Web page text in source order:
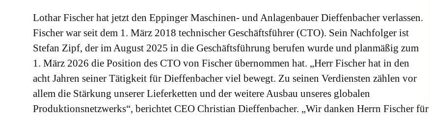
Lothar Fischer hat jetzt den Eppinger Maschinen- und Anlagenbauer Dieffenbacher verlassen.
Fischer war seit dem 1. März 2018 technischer Geschäftsführer (CTO). Sein Nachfolger ist
Stefan Zipf, der im August 2025 in die Geschäftsführung berufen wurde und planmäßig zum
1. März 2026 die Position des CTO von Fischer übernommen hat. „Herr Fischer hat in den
acht Jahren seiner Tätigkeit für Dieffenbacher viel bewegt. Zu seinen Verdiensten zählen vor
allem die Stärkung unserer Lieferketten und der weitere Ausbau unseres globalen
Produktionsnetzwerks“, berichtet CEO Christian Dieffenbacher. „Wir danken Herrn Fischer für